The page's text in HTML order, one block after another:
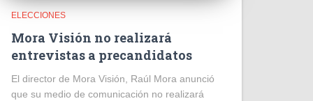
ELECCIONES
Mora Visión no realizará
entrevistas a precandidatos
El director de Mora Visión, Raúl Mora anunció
que su medio de comunicación no realizará